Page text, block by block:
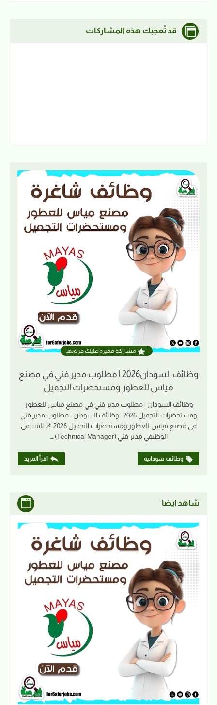
قد تُعجبك هذه المشاركات
مشاركة مميزة عليك قراءتها
وظائف السودان2026 | مطلوب مدير فني في مصنع
مياس للعطور ومستحضرات التجميل
وظائف السودان | مطلوب مدير فني في مصنع مياس للعطور
ومستحضرات التجميل 2026 وظائف السودان | مطلوب مدير فني
في مصنع مياس للعطور ومستحضرات التجميل 2026 📌 المسمى
الوظيفي مدير فني (Technical Manager) …
وظائف سودانية اقرأ المزيد
شاهد ايضا